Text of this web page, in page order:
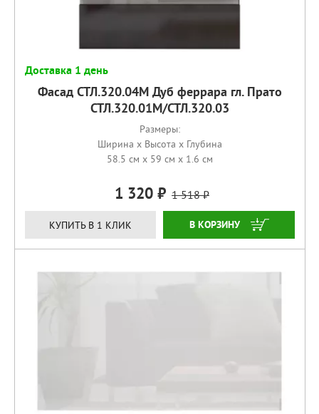
Доставка 1 день
Фасад СТЛ.320.04М Дуб феррара гл. Прато
СТЛ.320.01М/СТЛ.320.03
Размеры:
Ширина x Высота x Глубина
58.5 см x 59 см x 1.6 см
1 320 1 518
КУПИТЬ В 1 КЛИК КУПИТЬ